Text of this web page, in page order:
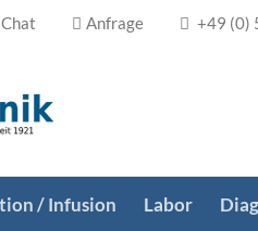
Chat Anfrage +49 (0)
/ Infusion Labor